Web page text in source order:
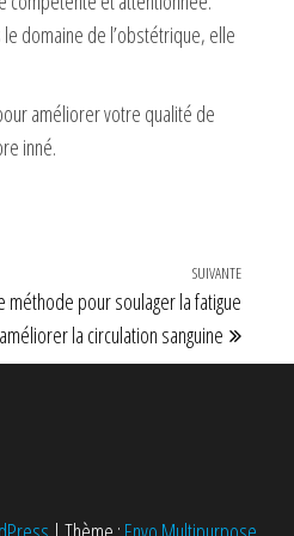
domaine de l’obstétrique, elle
améliorer votre qualité de
inné.
Article
SUIVANTE
méthode pour soulager la fatigue
la circulation sanguine